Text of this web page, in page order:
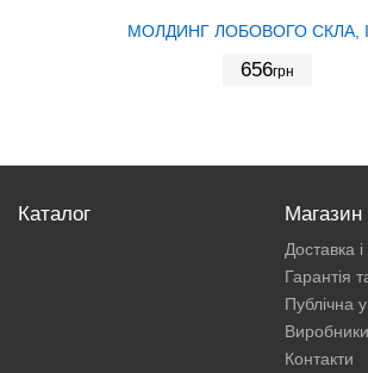
МОЛДИНГ ЛОБОВОГО СКЛА,
656грн
Каталог Магазин
Доставка
Гарантія
Публічна
Контакти